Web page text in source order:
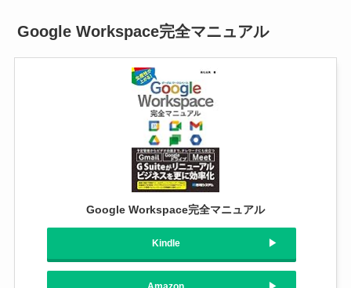
Google Workspace完全マニュアル
Google Workspace完全マニュアル
Kindle